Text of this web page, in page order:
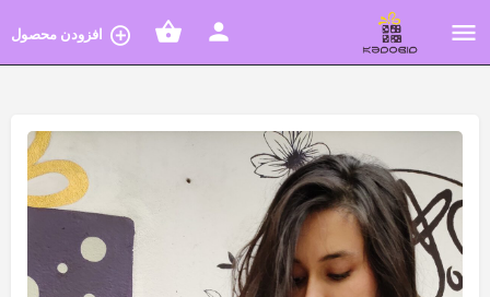
افزودن محصول